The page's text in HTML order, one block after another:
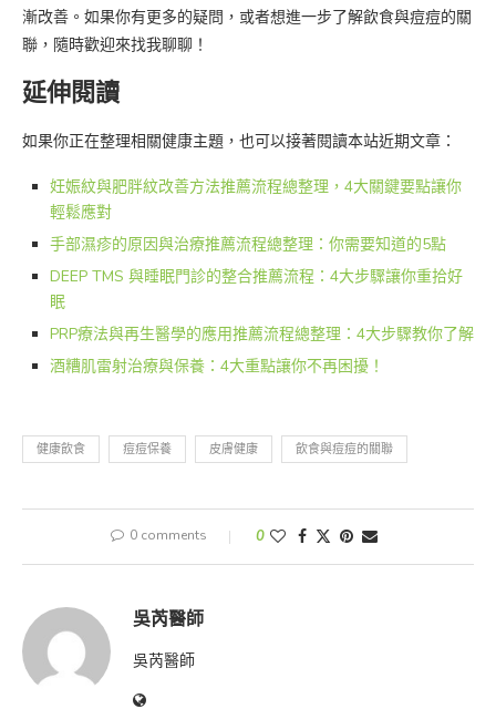
漸改善。如果你有更多的疑問，或者想進一步了解飲食與痘痘的關
聯，隨時歡迎來找我聊聊！
延伸閱讀
如果你正在整理相關健康主題，也可以接著閱讀本站近期文章：
妊娠紋與肥胖紋改善方法推薦流程總整理，4大關鍵要點讓你
輕鬆應對
手部濕疹的原因與治療推薦流程總整理：你需要知道的5點
DEEP TMS 與睡眠門診的整合推薦流程：4大步驟讓你重拾好
眠
PRP療法與再生醫學的應用推薦流程總整理：4大步驟教你了解
酒糟肌雷射治療與保養：4大重點讓你不再困擾！
健康飲食 痘痘保養 皮膚健康 飲食與痘痘的關聯
0 comments 0
吳芮醫師
吳芮醫師